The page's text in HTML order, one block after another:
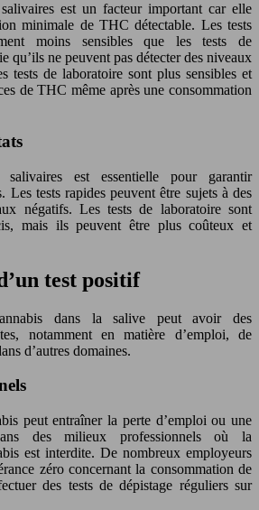
est un facteur important car elle
minimale de THC détectable. Les tests
moins sensibles que les tests de
qu’ils ne peuvent pas détecter des niveaux
tests de laboratoire sont plus sensibles et
de THC même après une consommation
est essentielle pour garantir
Les tests rapides peuvent être sujets à des
négatifs. Les tests de laboratoire sont
mais ils peuvent être plus coûteux et
test positif
dans la salive peut avoir des
notamment en matière d’emploi, de
d’autres domaines.
peut entraîner la perte d’emploi ou une
des milieux professionnels où la
est interdite. De nombreux employeurs
zéro concernant la consommation de
des tests de dépistage réguliers sur